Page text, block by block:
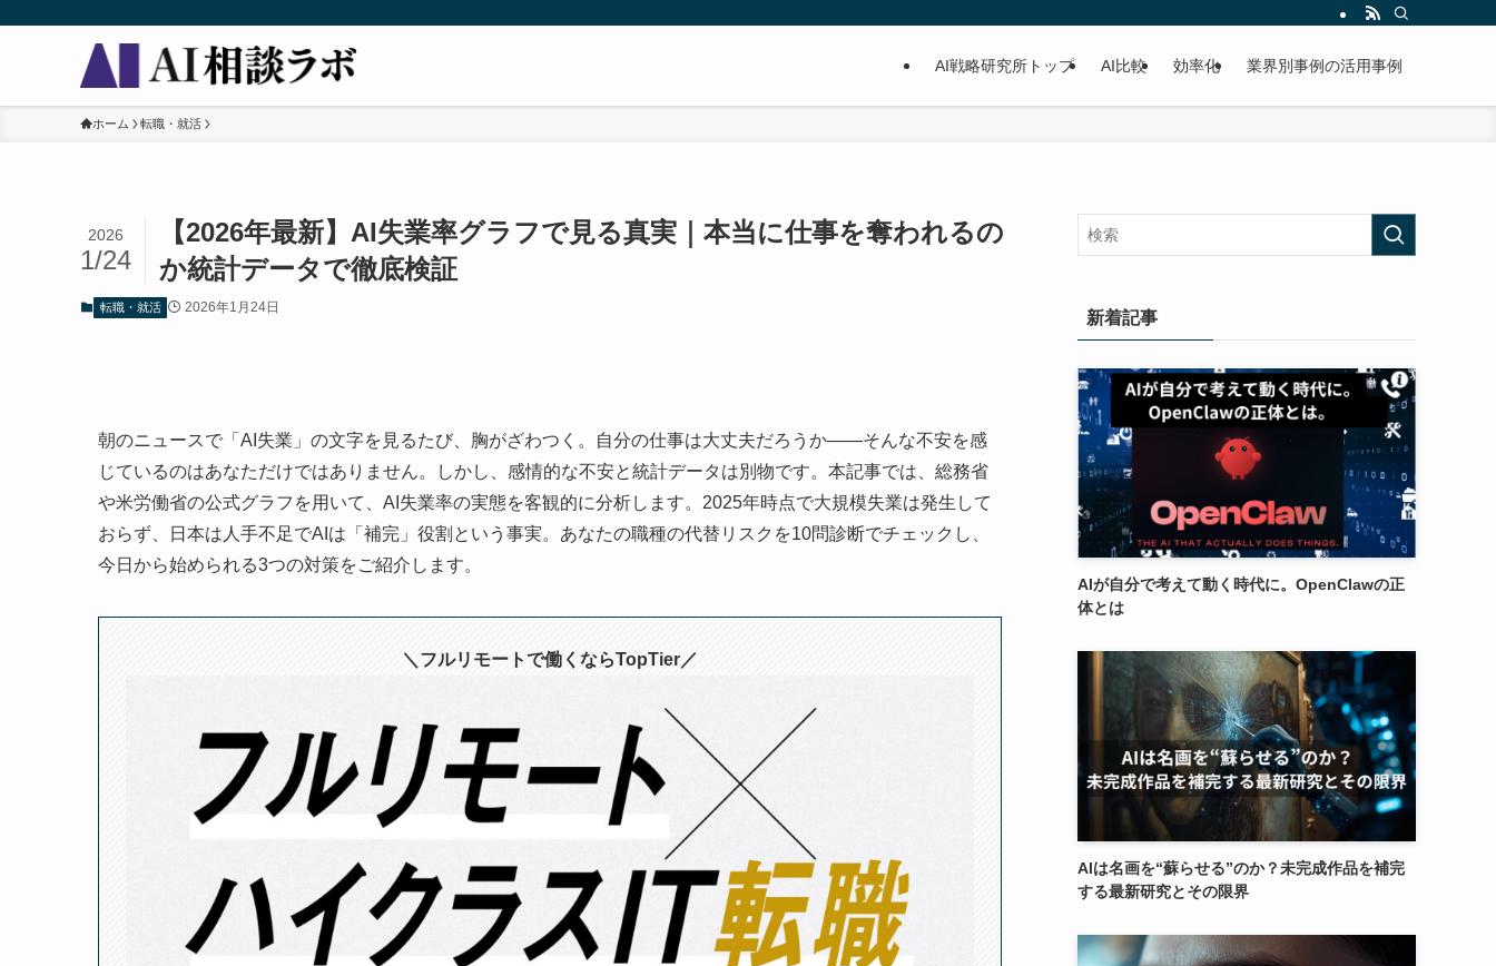
AI戦略研究所トップ AI比較 効率化 業界別事例の活用事例
ホーム 転職・就活
【2026年最新】AI失業率グラフで見る真実｜本当に仕事を奪われるの
か統計データで徹底検証
2026
1/24
転職・就活 2026年1月24日
朝のニュースで「AI失業」の文字を見るたび、胸がざわつく。自分の仕事は大丈夫だろうか——そんな不安を感
じているのはあなただけではありません。しかし、感情的な不安と統計データは別物です。本記事では、総務省
や米労働省の公式グラフを用いて、AI失業率の実態を客観的に分析します。2025年時点で大規模失業は発生して
おらず、日本は人手不足でAIは「補完」役割という事実。あなたの職種の代替リスクを10問診断でチェックし、
今日から始められる3つの対策をご紹介します。
＼フルリモートで働くならTopTier／
新着記事
AIが自分で考えて動く時代に。OpenClawの正
体とは
AIは名画を“蘇らせる”のか？未完成作品を補完
する最新研究とその限界